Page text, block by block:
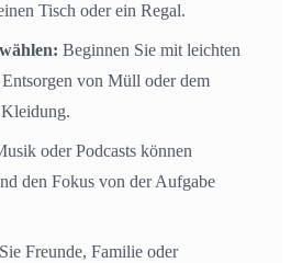
Tisch oder ein Regal.
Beginnen Sie mit leichten
von Müll oder dem
oder Podcasts können
den Fokus von der Aufgabe
Freunde, Familie oder